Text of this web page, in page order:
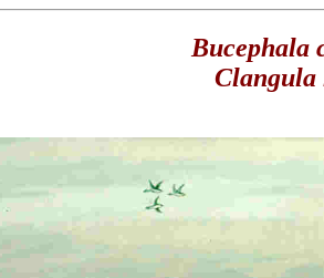
Bucephala
Clangula